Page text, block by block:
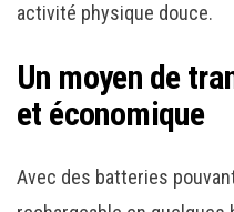
activité physique douce.
Un moyen de
et économique
Avec des batteries